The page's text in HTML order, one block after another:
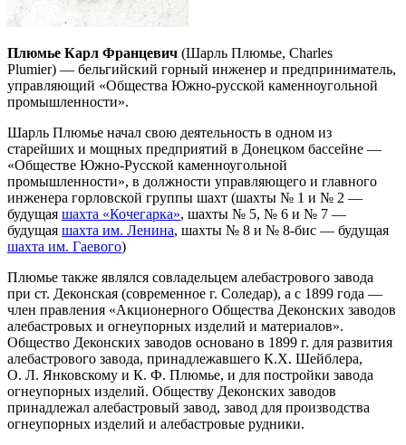
Плюмье Карл Францевич (Шарль Плюмье, Charles
Plumier) — бельгийский горный инженер и предприниматель,
управляющий «Общества Южно-русской каменноугольной
промышленности».
Шарль Плюмье начал свою деятельность в одном из
старейших и мощных предприятий в Донецком бассейне —
«Обществе Южно-Русской каменноугольной
промышленности», в должности управляющего и главного
инженера горловской группы шахт (шахты № 1 и № 2 —
будущая шахта «Кочегарка», шахты № 5, № 6 и № 7 —
будущая шахта им. Ленина, шахты № 8 и № 8-бис — будущая
шахта им. Гаевого)
Плюмье также являлся совладельцем алебастрового завода
при ст. Деконская (современное г. Соледар), а с 1899 года —
член правления «Акционерного Общества Деконских заводов
алебастровых и огнеупорных изделий и материалов».
Общество Деконских заводов основано в 1899 г. для развития
алебастрового завода, принадлежавшего К.X. Шейблера,
О. Л. Янковскому и К. Ф. Плюмье, и для постройки завода
огнеупорных изделий. Обществу Деконских заводов
принадлежал алебастровый завод, завод для производства
огнеупорных изделий и алебастровые рудники.